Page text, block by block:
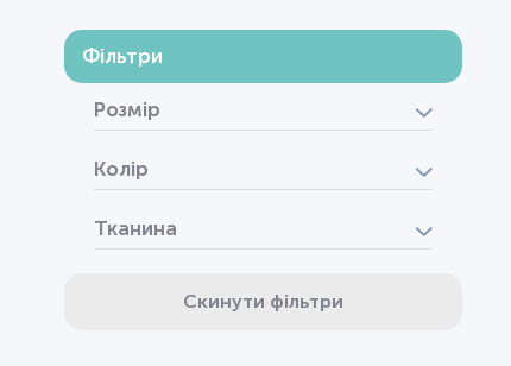
Фільтри
Розмір
Колір
Тканина
Скинути фільтри